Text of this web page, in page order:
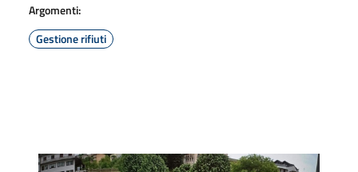
Argomenti:
Gestione rifiuti